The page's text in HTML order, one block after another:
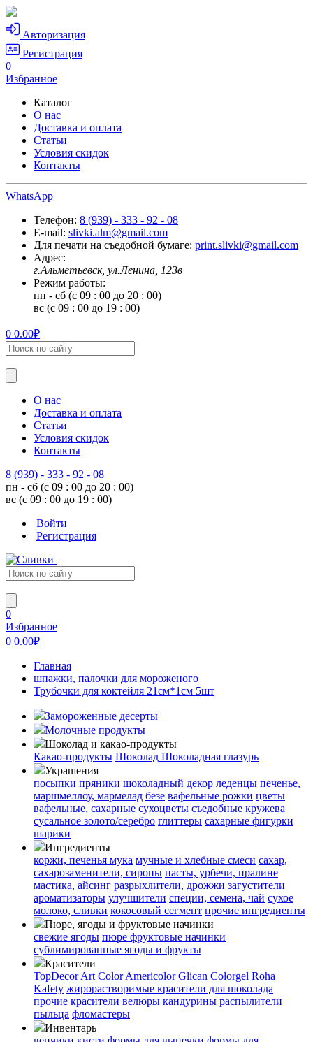
Авторизация
Регистрация
0
Избранное
Каталог
О нас
Доставка и оплата
Статьи
Условия скидок
Контакты
WhatsApp
Телефон: 8 (939) - 333 - 92 - 08
E-mail: slivki.alm@gmail.com
Для печати на съедобной бумаге: print.slivki@gmail.com
Адрес:
г.Альметьевск, ул.Ленина, 123в
Режим работы:
пн - сб (с 09 : 00 до 20 : 00)
вс (с 09 : 00 до 19 : 00)
0 0.00₽
О нас
Доставка и оплата
Статьи
Условия скидок
Контакты
8 (939) - 333 - 92 - 08
пн - сб (с 09 : 00 до 20 : 00)
вс (с 09 : 00 до 19 : 00)
Войти
Регистрация
0
Избранное
0 0.00₽
Главная
шпажки, палочки для мороженого
Трубочки для коктейля 21см*1см 5шт
Замороженные десерты
Молочные продукты
Шоколад и какао-продукты
Какао-продукты Шоколад Шоколадная глазурь
Украшения
посыпки пряники шоколадный декор леденцы печенье,
маршмеллоу, мармелад безе вафельные рожки цветы
вафельные, сахарные сухоцветы съедобные кружева
сусальное золото/серебро глиттеры сахарные фигурки
шарики
Ингредиенты
коржи, печенья мука мучные и хлебные смеси сахар,
сахарозаменители, сиропы пасты, урбечи, пралине
мастика, айсинг разрыхлители, дрожжи загустители
ароматизаторы улучшители специи, семена, чай сухое
молоко, сливки кокосовый сегмент прочие ингредиенты
Пюре, ягоды и фруктовые начинки
свежие ягоды пюре фруктовые начинки
сублимированные ягоды и фрукты
Красители
TopDecor Art Color Americolor Glican Colorgel Roha
Kafety жирорастворимые красители для шоколада
прочие красители велюры кандурины распылители
пыльца фломастеры
Инвентарь